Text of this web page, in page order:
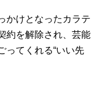
かけとなったカラテ
約を解除され、芸能
ってくれる“いい先